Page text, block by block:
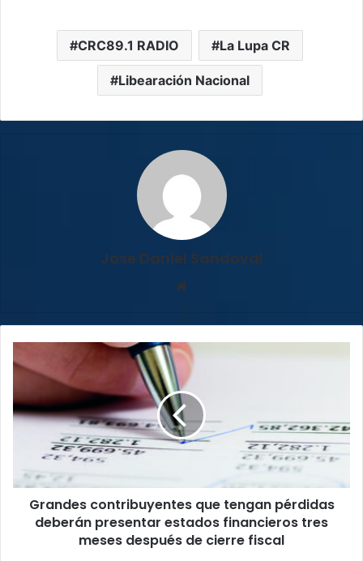
CRC89.1 RADIO La Lupa CR
Libearación Nacional
Jose Daniel Sandoval
contribuyentes
tengan
pérdidas
presentar
financieros
tres
meses
Grandes contribuyentes que tengan pérdidas
deberán presentar estados financieros tres
meses después de cierre fiscal